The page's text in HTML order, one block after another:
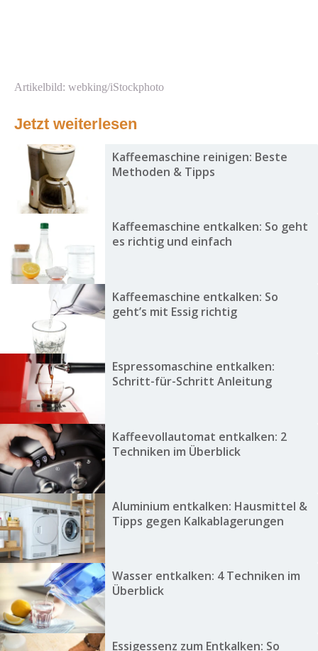
Artikelbild: webking/iStockphoto
Jetzt weiterlesen
Kaffeemaschine reinigen: Beste
Methoden & Tipps
Kaffeemaschine entkalken: So geht
es richtig und einfach
Kaffeemaschine entkalken: So
geht’s mit Essig richtig
Espressomaschine entkalken:
Schritt-für-Schritt Anleitung
Kaffeevollautomat entkalken: 2
Techniken im Überblick
Aluminium entkalken: Hausmittel &
Tipps gegen Kalkablagerungen
Wasser entkalken: 4 Techniken im
Überblick
Essigessenz zum Entkalken: So